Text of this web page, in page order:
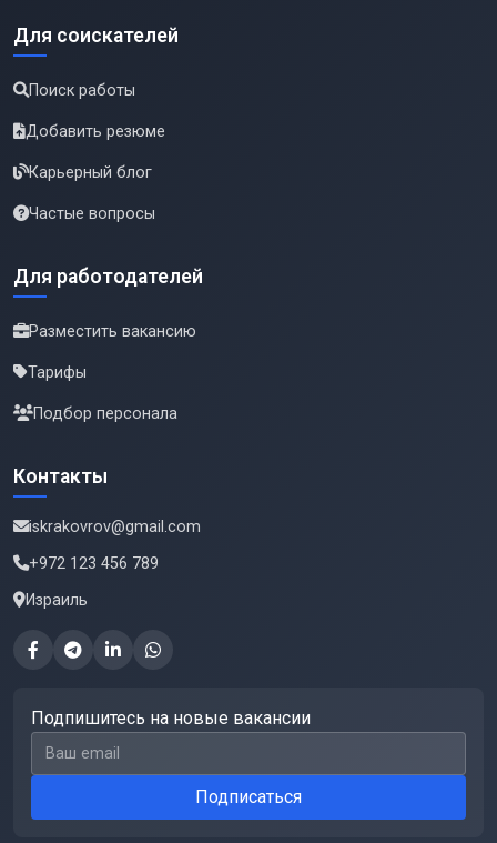
Для соискателей
Поиск работы
Добавить резюме
Карьерный блог
Частые вопросы
Для работодателей
Разместить вакансию
Тарифы
Подбор персонала
Контакты
iskrakovrov@gmail.com
+972 123 456 789
Израиль
Подпишитесь на новые вакансии
Email для подписки
Подписаться